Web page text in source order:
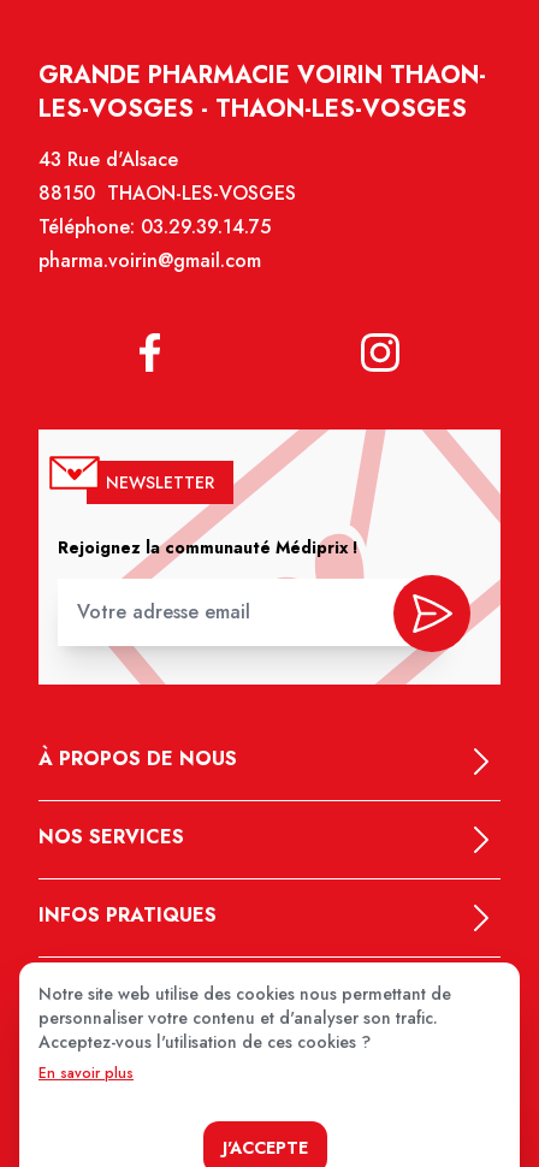
GRANDE PHARMACIE VOIRIN THAON-
LES-VOSGES - THAON-LES-VOSGES
43 Rue d'Alsace
88150 THAON-LES-VOSGES
Téléphone: 03.29.39.14.75
pharma.voirin@gmail.com
NEWSLETTER
Rejoignez la communauté Médiprix !
À PROPOS DE NOUS
NOS SERVICES
INFOS PRATIQUES
Notre site web utilise des cookies nous permettant de
personnaliser votre contenu et d'analyser son trafic.
Acceptez-vous l'utilisation de ces cookies ?
En savoir plus
J'ACCEPTE